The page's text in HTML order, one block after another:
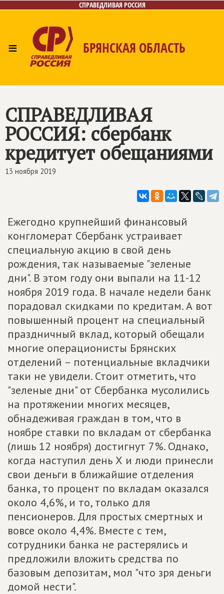
СПРАВЕДЛИВАЯ РОССИЯ
≡ БРЯНСКАЯ ОБЛАСТЬ
Контакты
СПРАВЕДЛИВАЯ
РОССИЯ: сбербанк
кредитует обещаниями
13 ноября 2019
Ежегодно крупнейший финансовый
конгломерат Сбербанк устраивает
специальную акцию в свой день
рождения, так называемые "зеленые
дни". В этом году они выпали на 11-12
ноября 2019 года. В начале недели банк
порадовал скидками по кредитам. А вот
повышенный процент на специальный
праздничный вклад, который обещали
многие операционисты Брянских
отделений – потенциальные вкладчики
таки не увидели. Стоит отметить, что
"зеленые дни" от Сбербанка мусолились
на протяжении многих месяцев,
обнадеживая граждан в том, что в
ноябре ставки по вкладам от сбербанка
(лишь 12 ноября) достигнут 7%. Однако,
когда наступил день Х и люди принесли
свои деньги в ближайшие отделения
банка, то процент по вкладам оказался
около 4,6%, и то, только для
пенсионеров. Для простых смертных и
вовсе около 4,4%. Вместе с тем,
сотрудники банка не растерялись и
предложили вложить средства по
базовым депозитам, мол "что зря деньги
домой нести".